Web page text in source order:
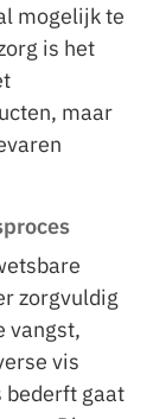
mogelijk te
is het
maar
zorgvuldig
vangst,
vis
bederft gaat